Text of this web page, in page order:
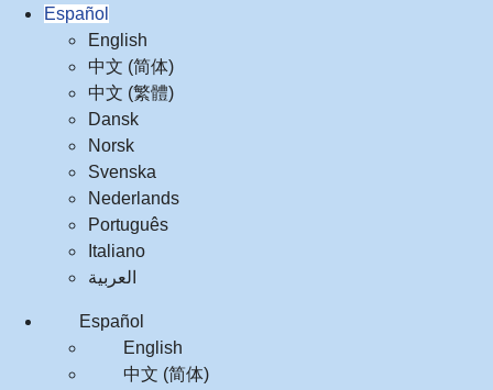
Español
English
中文 (简体)
中文 (繁體)
Dansk
Norsk
Svenska
Nederlands
Português
Italiano
العربية‏
Español
English
中文 (简体)